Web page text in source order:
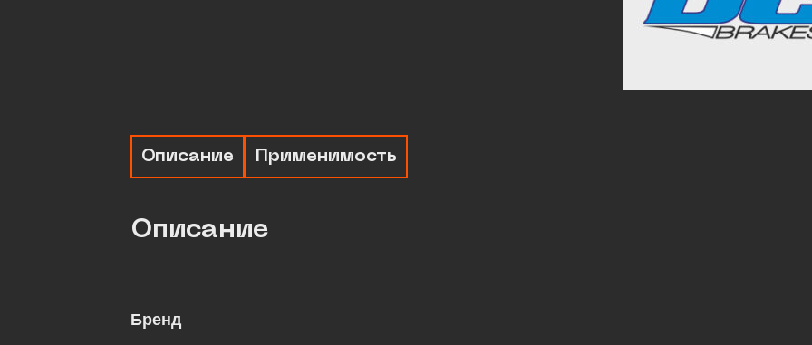
Описание Применимость
Описание
Бренд